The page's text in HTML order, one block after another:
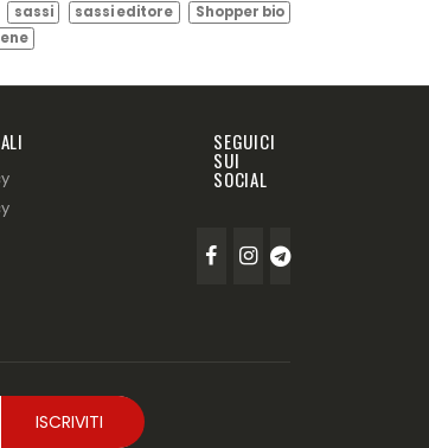
sassi sassi editore
Shopper bio
SEGUICI
SUI
SOCIAL